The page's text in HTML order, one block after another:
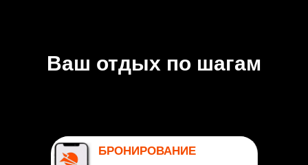
Ваш отдых по шагам
БРОНИРОВАНИЕ